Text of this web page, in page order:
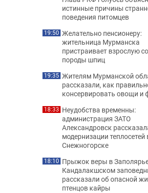
истинные причины
поведения питомцев
19:50 Желательно пенсионеру:
жительница Мурманска
пристраивает взрослую
породы шпиц
19:35 Жителям Мурманской
рассказали, как
консервировать овощи и
18:33 Неудобства временны:
администрация ЗАТО
Александровск
модернизации теплосетей
Снежногорске
18:10 Прыжок веры в
Кандалакшском
рассказали об опасной
птенцов кайры